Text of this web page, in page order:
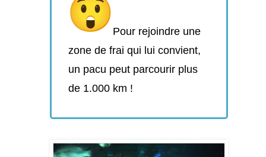
Pour rejoindre une
zone de frai qui lui convient,
un pacu peut parcourir plus
de 1.000 km !